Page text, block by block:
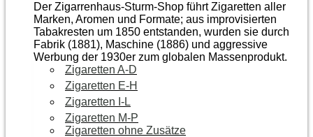
Der Zigarrenhaus-Sturm-Shop führt Zigaretten aller
Marken, Aromen und Formate; aus improvisierten
Tabakresten um 1850 entstanden, wurden sie durch
Fabrik (1881), Maschine (1886) und aggressive
Werbung der 1930er zum globalen Massenprodukt.
Zigaretten A-D
Zigaretten E-H
Zigaretten I-L
Zigaretten M-P
Zigaretten ohne Zusätze